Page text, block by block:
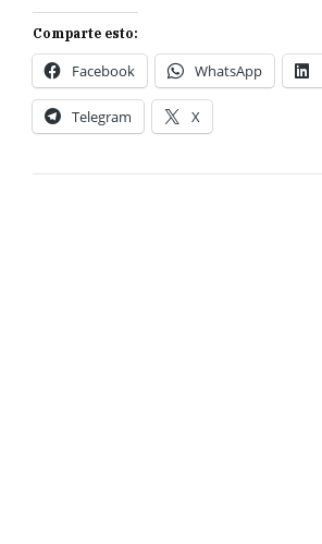
Comparte esto:
Facebook WhatsApp
Telegram X